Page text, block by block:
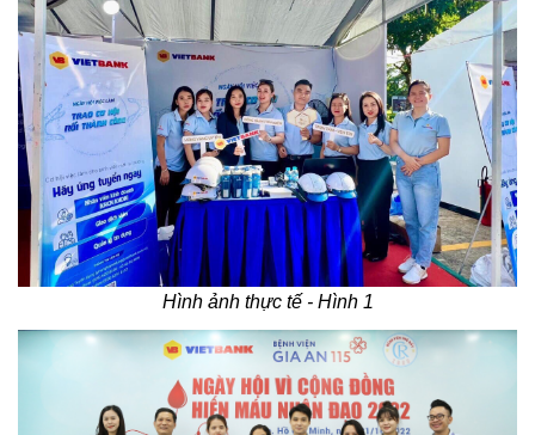
Hình ảnh thực tế - Hình 1